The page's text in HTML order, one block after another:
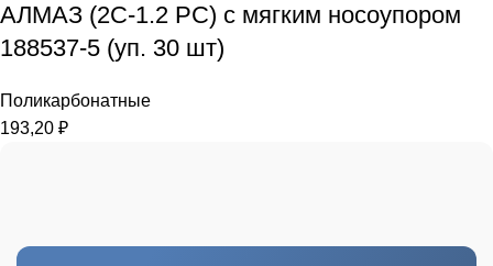
АЛМАЗ (2С-1.2 PC) с мягким носоупором
188537-5 (уп. 30 шт)
Поликарбонатные
193,20 ₽